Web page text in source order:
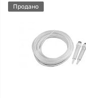
Продано